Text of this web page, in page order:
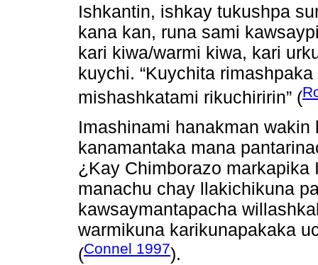
Ishkantin, ishkay tukushpa
kana kan, runa sami
kari kiwa/warmi kiwa, kari
kuychi. “Kuychita
mishashkatami rikuchiririn” (
Imashinami hanakman
kanamantaka mana
¿Kay Chimborazo
manachu chay llakichikuna
kawsaymantapacha
warmikuna karikunapakaka
(Connel 1997).